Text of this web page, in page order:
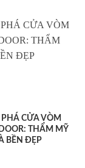
CỬA VÒM
THẨM MỸ
BỀN ĐẸP